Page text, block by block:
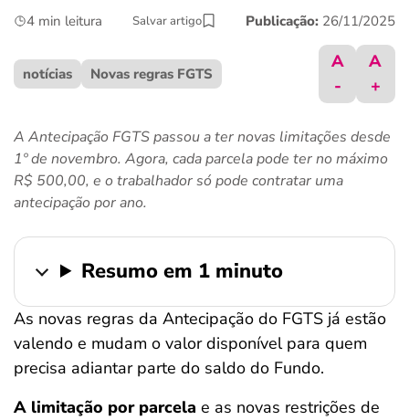
4 min leitura Salvar artigo Publicação: 26/11/2025
notícias Novas regras FGTS
A
-
A
+
A Antecipação FGTS passou a ter novas limitações desde
1º de novembro. Agora, cada parcela pode ter no máximo
R$ 500,00, e o trabalhador só pode contratar uma
antecipação por ano.
Resumo em 1 minuto
As novas regras da Antecipação do FGTS já estão
valendo e mudam o valor disponível para quem
precisa adiantar parte do saldo do Fundo.
A limitação por parcela e as novas restrições de